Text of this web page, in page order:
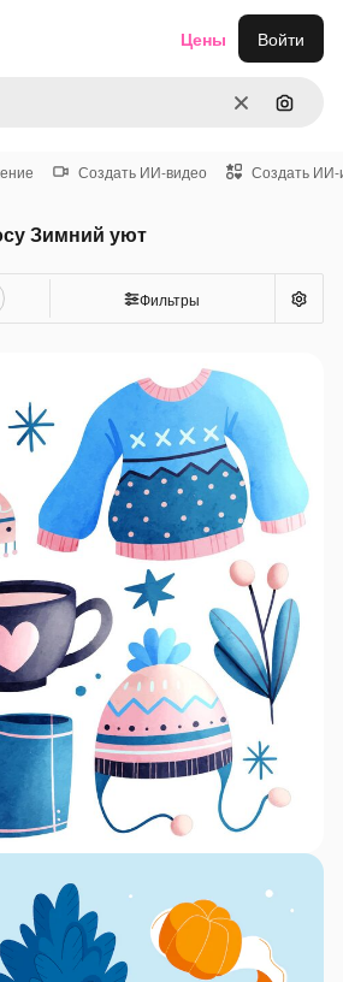
ОчиститьПоиск
Цены Войти
Создать ИИ-видео Создать ИИ-
Зимний уют
Фильтры